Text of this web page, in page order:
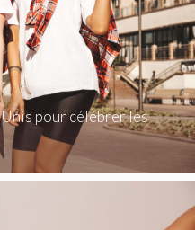
pour célébrer les